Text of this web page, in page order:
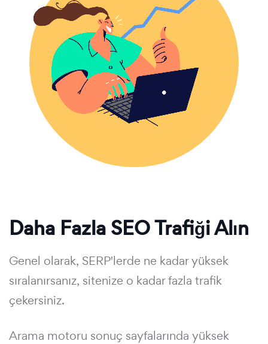
Daha Fazla SEO Trafiği Alın
Genel olarak, SERP'lerde ne kadar yüksek
sıralanırsanız, sitenize o kadar fazla trafik
çekersiniz.
Arama motoru sonuç sayfalarında yüksek